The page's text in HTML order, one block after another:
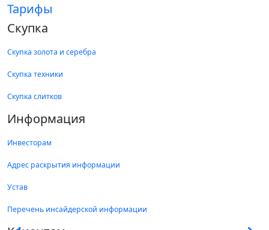
Тарифы
Скупка
Скупка золота и серебра
Скупка техники
Скупка слитков
Информация
Инвесторам
Адрес раскрытия информации
Устав
Перечень инсайдерской информации